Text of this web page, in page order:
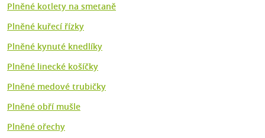
Plněné kotlety na smetaně
Plněné kuřecí řízky
Plněné kynuté knedlíky
Plněné linecké košíčky
Plněné medové trubičky
Plněné obří mušle
Plněné ořechy